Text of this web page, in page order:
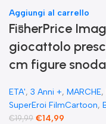
Aggiungi al carrello
FisherPrice
giocattolo
cm figure
ETA', 3 Anni +, MARCHE,
SuperEroi FilmCartoon,
€19,99 €14,99